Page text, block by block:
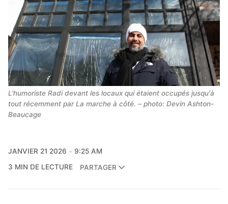
L'humoriste Radi devant les locaux qui étaient occupés jusqu'à
tout récemment par La marche à côté. – photo: Devin Ashton-
Beaucage
JANVIER 21 2026
9:25 AM
3 MIN DE LECTURE
PARTAGER